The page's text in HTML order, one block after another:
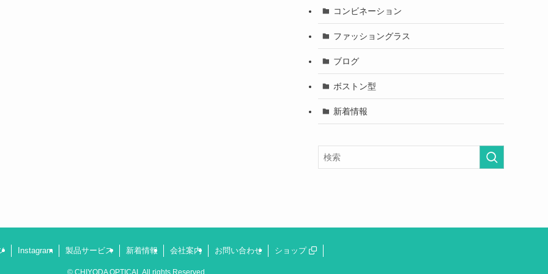
コンビネーション
ファッショングラス
ブログ
ボストン型
新着情報
Instagram 製品サービス 新着情報 会社案内 お問い合わせ ショップ
© CHIYODA OPTICAL All rights Reserved.